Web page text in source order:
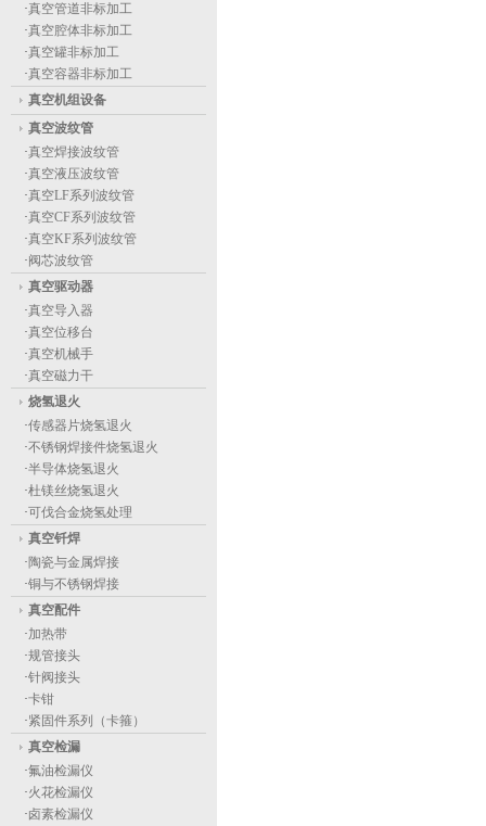
·真空管道非标加工
·真空腔体非标加工
·真空罐非标加工
·真空容器非标加工
真空机组设备
真空波纹管
·真空焊接波纹管
·真空液压波纹管
·真空LF系列波纹管
·真空CF系列波纹管
·真空KF系列波纹管
·阀芯波纹管
真空驱动器
·真空导入器
·真空位移台
·真空机械手
·真空磁力干
烧氢退火
·传感器片烧氢退火
·不锈钢焊接件烧氢退火
·半导体烧氢退火
·杜镁丝烧氢退火
·可伐合金烧氢处理
真空钎焊
· 陶瓷与金属焊接
·铜与不锈钢焊接
真空配件
·加热带
·规管接头
·针阀接头
·卡钳
·紧固件系列（卡箍）
真空检漏
·氟油检漏仪
·火花检漏仪
·卤素检漏仪